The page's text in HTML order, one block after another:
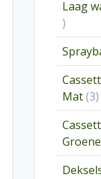
Laag
4
Mat 33